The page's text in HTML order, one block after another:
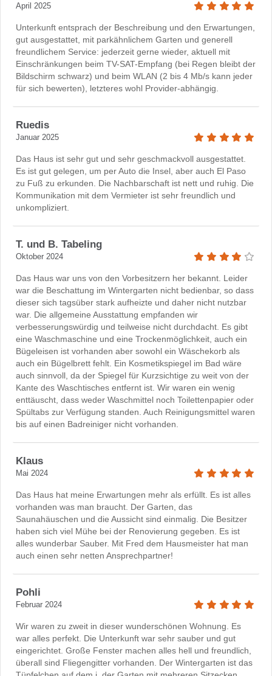
April 2025
Unterkunft entsprach der Beschreibung und den Erwartungen,
gut ausgestattet, mit parkähnlichem Garten und generell
freundlichem Service: jederzeit gerne wieder, aktuell mit
Einschränkungen beim TV-SAT-Empfang (bei Regen bleibt der
Bildschirm schwarz) und beim WLAN (2 bis 4 Mb/s kann jeder
für sich bewerten), letzteres wohl Provider-abhängig.
Ruedis
Januar 2025
Das Haus ist sehr gut und sehr geschmackvoll ausgestattet.
Es ist gut gelegen, um per Auto die Insel, aber auch El Paso
zu Fuß zu erkunden. Die Nachbarschaft ist nett und ruhig. Die
Kommunikation mit dem Vermieter ist sehr freundlich und
unkompliziert.
T. und B. Tabeling
Oktober 2024
Das Haus war uns von den Vorbesitzern her bekannt. Leider
war die Beschattung im Wintergarten nicht bedienbar, so dass
dieser sich tagsüber stark aufheizte und daher nicht nutzbar
war. Die allgemeine Ausstattung empfanden wir
verbesserungswürdig und teilweise nicht durchdacht. Es gibt
eine Waschmaschine und eine Trockenmöglichkeit, auch ein
Bügeleisen ist vorhanden aber sowohl ein Wäschekorb als
auch ein Bügelbrett fehlt. Ein Kosmetikspiegel im Bad wäre
auch sinnvoll, da der Spiegel für Kurzsichtige zu weit von der
Kante des Waschtisches entfernt ist. Wir waren ein wenig
enttäuscht, dass weder Waschmittel noch Toilettenpapier oder
Spültabs zur Verfügung standen. Auch Reinigungsmittel waren
bis auf einen Badreiniger nicht vorhanden.
Klaus
Mai 2024
Das Haus hat meine Erwartungen mehr als erfüllt. Es ist alles
vorhanden was man braucht. Der Garten, das
Saunahäuschen und die Aussicht sind einmalig. Die Besitzer
haben sich viel Mühe bei der Renovierung gegeben. Es ist
alles wunderbar Sauber. Mit Fred dem Hausmeister hat man
auch einen sehr netten Ansprechpartner!
Pohli
Februar 2024
Wir waren zu zweit in dieser wunderschönen Wohnung. Es
war alles perfekt. Die Unterkunft war sehr sauber und gut
eingerichtet. Große Fenster machen alles hell und freundlich,
überall sind Fliegengitter vorhanden. Der Wintergarten ist das